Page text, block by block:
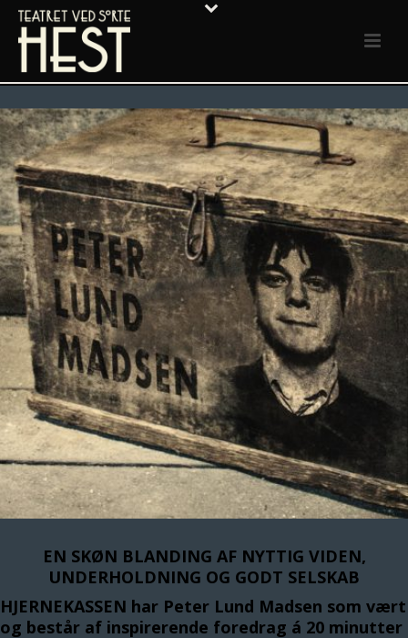
EN SKØN BLANDING AF NYTTIG VIDEN,
UNDERHOLDNING OG GODT SELSKAB
HJERNEKASSEN har Peter Lund Madsen som vært
og består af inspirerende foredrag á 20 minutter